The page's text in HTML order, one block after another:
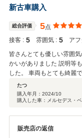
れるとの事で、私どもも喜んでおりま
などございましたら、
同、誠心誠意対応させ
大切にしてまいります
新古車購入
総合評価 5点
接客 : 5 雰囲気 : 5 ア
皆さんとても優しい雰囲
かいがありました 説明等
した。 車両もとても綺麗で
たつ
購入年月： 2024/10
購入した車：メルセデス
販売店の返信